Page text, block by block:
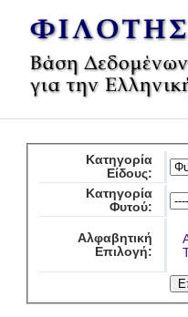
Κατηγορία
Είδους:
Κατηγορία
Φυτού:
Αλφαβητική
Επιλογή: